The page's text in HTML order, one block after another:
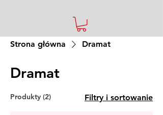
Strona główna Dramat
Dramat
Produkty (2) Filtry i sortowanie